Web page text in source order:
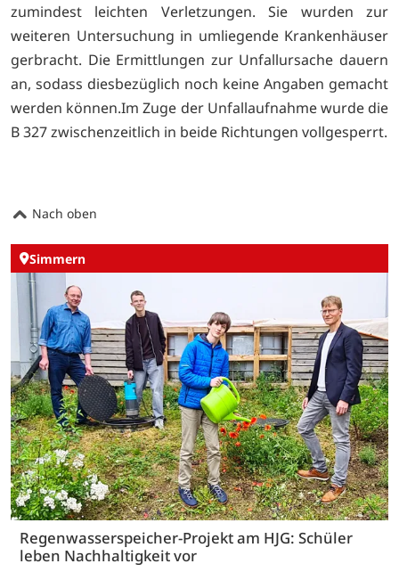
zumindest leichten Verletzungen. Sie wurden zur
weiteren Untersuchung in umliegende Krankenhäuser
gerbracht. Die Ermittlungen zur Unfallursache dauern
an, sodass diesbezüglich noch keine Angaben gemacht
werden können.Im Zuge der Unfallaufnahme wurde die
B 327 zwischenzeitlich in beide Richtungen vollgesperrt.
Nach oben
Simmern
Regenwasserspeicher-Projekt am HJG: Schüler
leben Nachhaltigkeit vor